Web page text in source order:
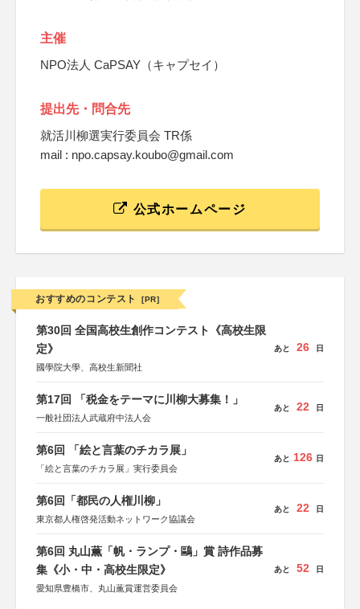
主催
NPO法人 CaPSAY（キャプセイ）
提出先・問合先
就活川柳選実行委員会 TR係
mail : npo.capsay.koubo@gmail.com
公式ホームページ
おすすめのコンテスト [PR]
第30回 全国高校生創作コンテスト《高校生限
定》
國學院大學、高校生新聞社
あと 26 日
第17回 「税金をテーマに川柳大募集！」
一般社団法人武蔵府中法人会
あと 22 日
第6回 「絵と言葉のチカラ展」
「絵と言葉のチカラ展」実行委員会
あと 126 日
第6回「都民の人権川柳」
東京都人権啓発活動ネットワーク協議会
あと 22 日
第6回 丸山薫「帆・ランプ・鷗」賞 詩作品募
集《小・中・高校生限定》
愛知県豊橋市、丸山薫賞運営委員会
あと 52 日